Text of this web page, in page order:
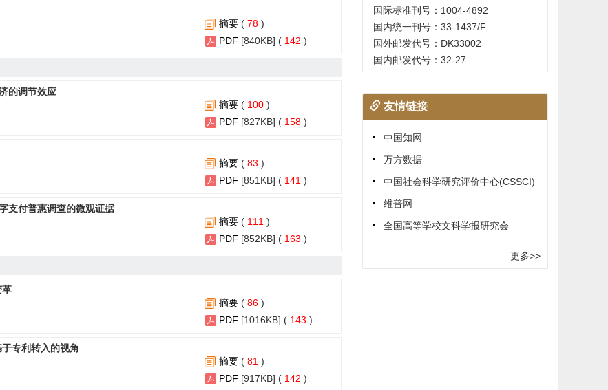
摘要 ( 78 )
PDF [840KB] ( 142 )
的调节效应
摘要 ( 100 )
PDF [827KB] ( 158 )
摘要 ( 83 )
PDF [851KB] ( 141 )
支付普惠调查的微观证据
摘要 ( 111 )
PDF [852KB] ( 163 )
革
摘要 ( 86 )
PDF [1016KB] ( 143 )
专利转入的视角
摘要 ( 81 )
PDF [917KB] ( 142 )
国际标准刊号：1004-4892
国内统一刊号：33-1437/F
国外邮发代号：DK33002
国内邮发代号：32-27
友情链接
中国知网
万方数据
中国社会科学研究评价中心(CSSCI)
维普网
全国高等学校文科学报研究会
更多>>